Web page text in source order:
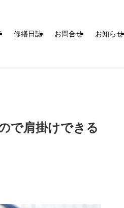
修繕日誌 お問合せ お知らせ
で肩掛けできる